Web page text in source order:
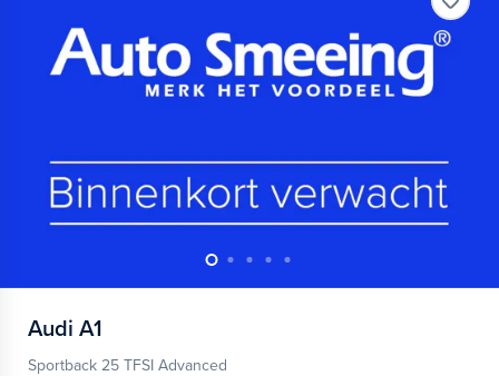
Audi A1
Sportback 25 TFSI Advanced